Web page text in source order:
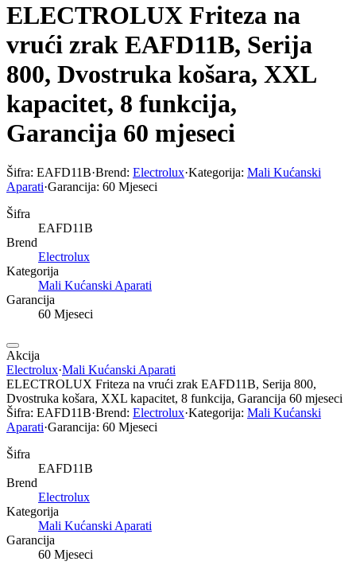
ELECTROLUX Friteza na
vrući zrak EAFD11B, Serija
800, Dvostruka košara, XXL
kapacitet, 8 funkcija,
Garancija 60 mjeseci
Šifra: EAFD11B·Brend: Electrolux·Kategorija: Mali Kućanski
Aparati·Garancija: 60 Mjeseci
Šifra
EAFD11B
Brend
Electrolux
Kategorija
Mali Kućanski Aparati
Garancija
60 Mjeseci
Akcija
Electrolux·Mali Kućanski Aparati
ELECTROLUX Friteza na vrući zrak EAFD11B, Serija 800,
Dvostruka košara, XXL kapacitet, 8 funkcija, Garancija 60 mjeseci
Šifra: EAFD11B·Brend: Electrolux·Kategorija: Mali Kućanski
Aparati·Garancija: 60 Mjeseci
Šifra
EAFD11B
Brend
Electrolux
Kategorija
Mali Kućanski Aparati
Garancija
60 Mjeseci